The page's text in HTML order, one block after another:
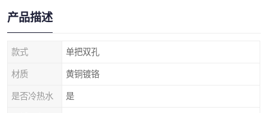
产品描述
款式 单把双孔
材质 黄铜镀铬
是否冷热水 是